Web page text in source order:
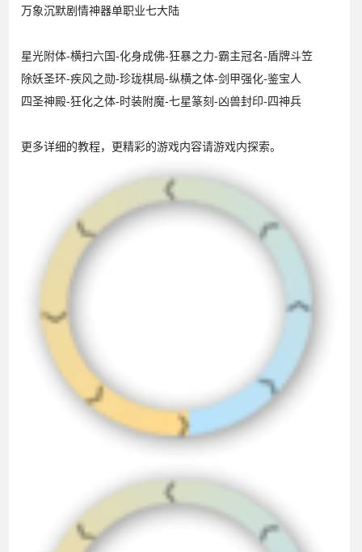
万象沉默剧情神器单职业七大陆
星光附体-横扫六国-化身成佛-狂暴之力-霸主冠名-盾牌斗笠
除妖圣环-疾风之勋-珍珑棋局-纵横之体-剑甲强化-鉴宝人
四圣神殿-狂化之体-时装附魔-七星篆刻-凶兽封印-四神兵
更多详细的教程，更精彩的游戏内容请游戏内探索。